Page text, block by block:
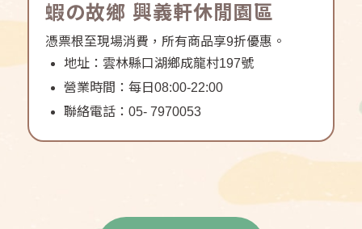
蝦の故鄉 興義軒休閒園區
憑票根至現場消費，所有商品享9折優惠。
地址：雲林縣口湖鄉成龍村197號
營業時間：每日08:00-22:00
聯絡電話：05- 7970053